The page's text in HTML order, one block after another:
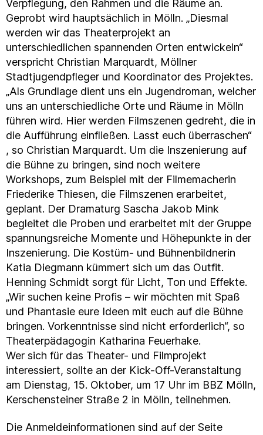
Verpflegung, den Rahmen und die Räume an.
Geprobt wird hauptsächlich in Mölln. „Diesmal
werden wir das Theaterprojekt an
unterschiedlichen spannenden Orten entwickeln“
verspricht Christian Marquardt, Möllner
Stadtjugendpfleger und Koordinator des Projektes.
„Als Grundlage dient uns ein Jugendroman, welcher
uns an unterschiedliche Orte und Räume in Mölln
führen wird. Hier werden Filmszenen gedreht, die in
die Aufführung einfließen. Lasst euch überraschen“
, so Christian Marquardt. Um die Inszenierung auf
die Bühne zu bringen, sind noch weitere
Workshops, zum Beispiel mit der Filmemacherin
Friederike Thiesen, die Filmszenen erarbeitet,
geplant. Der Dramaturg Sascha Jakob Mink
begleitet die Proben und erarbeitet mit der Gruppe
spannungsreiche Momente und Höhepunkte in der
Inszenierung. Die Kostüm- und Bühnenbildnerin
Katia Diegmann kümmert sich um das Outfit.
Henning Schmidt sorgt für Licht, Ton und Effekte.
„Wir suchen keine Profis – wir möchten mit Spaß
und Phantasie eure Ideen mit euch auf die Bühne
bringen. Vorkenntnisse sind nicht erforderlich“, so
Theaterpädagogin Katharina Feuerhake.
Wer sich für das Theater- und Filmprojekt
interessiert, sollte an der Kick-Off-Veranstaltung
am Dienstag, 15. Oktober, um 17 Uhr im BBZ Mölln,
Kerschensteiner Straße 2 in Mölln, teilnehmen.
Die Anmeldeinformationen sind auf der Seite